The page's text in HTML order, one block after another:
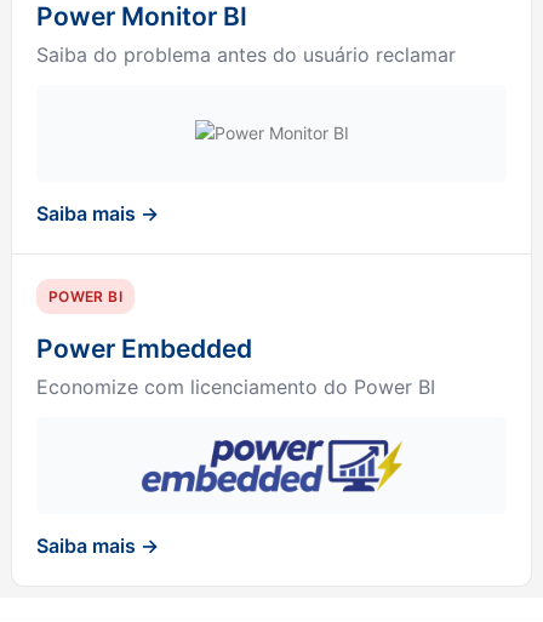
Power Monitor BI
Saiba do problema antes do usuário reclamar
Saiba mais →
POWER BI
Power Embedded
Economize com licenciamento do Power BI
Saiba mais →